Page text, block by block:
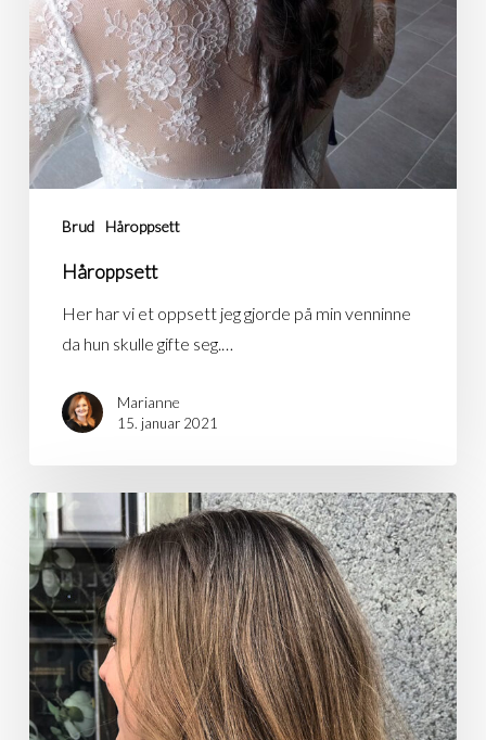
Brud Håroppsett
Håroppsett
Her har vi et oppsett jeg gjorde på min venninne
da hun skulle gifte seg.…
Marianne
15. januar 2021
Farging
av
hår